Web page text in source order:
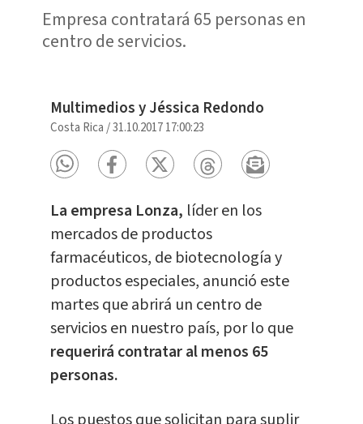
Empresa contratará 65 personas en
centro de servicios.
Multimedios y Jéssica Redondo
Costa Rica /31.10.2017 17:00:23
La empresa Lonza, líder en los
mercados de productos
farmacéuticos, de biotecnología y
productos especiales, anunció este
martes que abrirá un centro de
servicios en nuestro país, por lo que
requerirá contratar al menos 65
personas.